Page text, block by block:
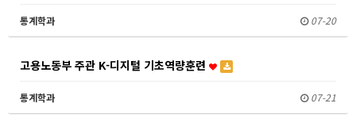
통계학과 07-20
고용노동부 주관 K-디지털 기초역량훈련
통계학과 07-21